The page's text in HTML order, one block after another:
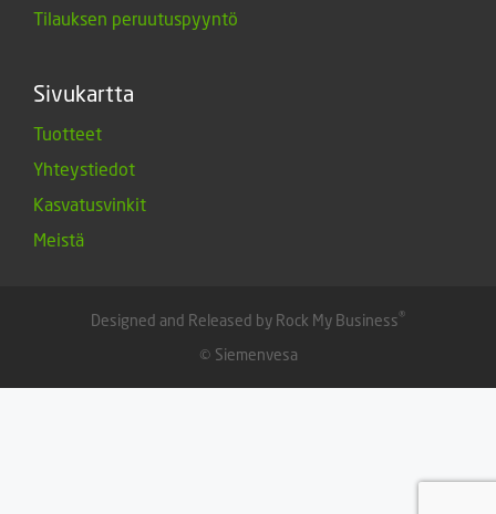
Tilauksen peruutuspyyntö
Sivukartta
Tuotteet
Yhteystiedot
Kasvatusvinkit
Meistä
Designed and Released by Rock My Business®
© Siemenvesa